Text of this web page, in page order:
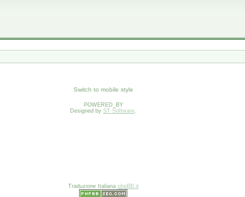
Switch to mobile style
POWERED_BY
Designed by ST Software.
Traduzione Italiana phpBB.it